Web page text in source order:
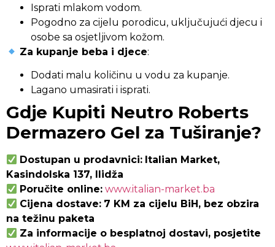
Isprati mlakom vodom.
Pogodno za cijelu porodicu, uključujući djecu i
osobe sa osjetljivom kožom.
Za kupanje beba i djece:
Dodati malu količinu u vodu za kupanje.
Lagano umasirati i isprati.
Gdje Kupiti Neutro Roberts
Dermazero Gel za Tuširanje?
Dostupan u prodavnici: Italian Market,
Kasindolska 137, Ilidža
Poručite online: www.italian-market.ba
Cijena dostave: 7 KM za cijelu BiH, bez obzira
na težinu paketa
Za informacije o besplatnoj dostavi, posjetite